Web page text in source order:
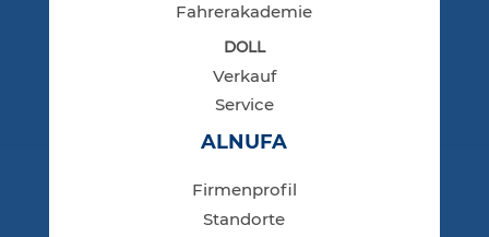
Fah­reraka­de­mie
DOLL
Ver­kauf
Ser­vice
ALNUFA
Fir­men­pro­fil
Stand­or­te